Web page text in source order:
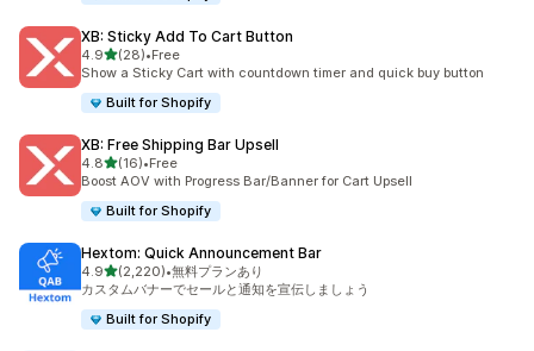
XB: Sticky Add To Cart Button
4.95つ星中
(28)
合計レビュー数：28件
•Free
Show a Sticky Cart with countdown timer and quick buy button
Built for Shopify
XB: Free Shipping Bar Upsell
4.85つ星中
(16)
合計レビュー数：16件
•Free
Boost AOV with Progress Bar/Banner for Cart Upsell
Built for Shopify
Hextom: Quick Announcement Bar
4.95つ星中
(2,220)
合計レビュー数：2220件
•無料プランあり
カスタムバナーでセールと通知を宣伝しましょう
Built for Shopify